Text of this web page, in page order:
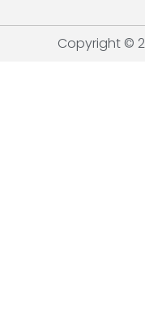
Copyright ©